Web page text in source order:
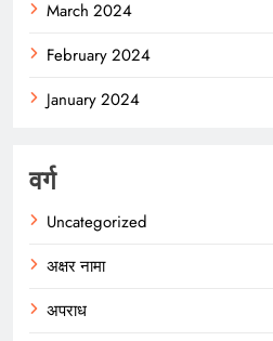
March 2024
February 2024
January 2024
वर्ग
Uncategorized
अक्षर नामा
अपराध